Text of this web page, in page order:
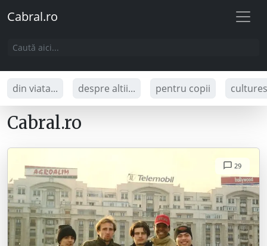
Cabral.ro
din viata... despre altii... pentru copii
Cabral.ro
29